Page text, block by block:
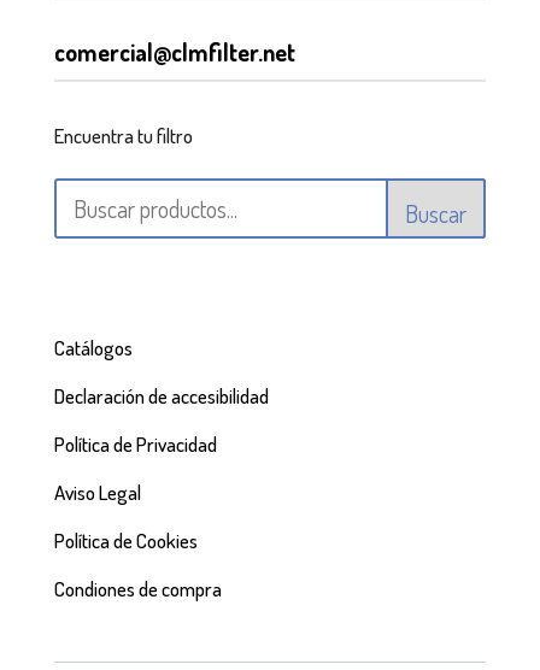
comercial@clmfilter.net
Encuentra tu filtro
Buscar
Catálogos
Declaración de accesibilidad
Política de Privacidad
Aviso Legal
Política de Cookies
Condiones de compra